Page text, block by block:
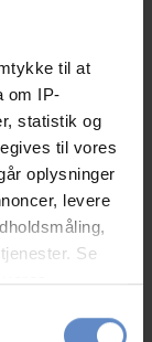
til at
om IP-
statistik og
til vores
oplysninger
levere
Se
huller)